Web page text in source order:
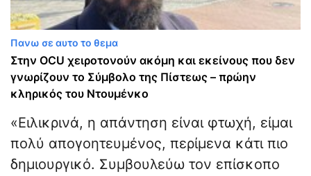
Πανω σε αυτο το θεμα
Στην OCU χειροτονούν ακόμη και εκείνους που δεν
γνωρίζουν το Σύμβολο της Πίστεως – πρώην
κληρικός του Ντουμένκο
«Ειλικρινά, η απάντηση είναι φτωχή, είμαι
πολύ απογοητευμένος, περίμενα κάτι πιο
δημιουργικό. Συμβουλεύω τον επίσκοπο